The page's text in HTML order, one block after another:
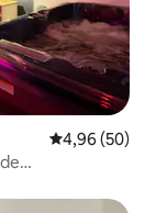
4,96 de uma
4,96 (50)